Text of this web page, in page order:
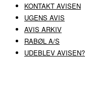
KONTAKT AVISEN
UGENS AVIS
AVIS ARKIV
RABØL A/S
UDEBLEV AVISEN?